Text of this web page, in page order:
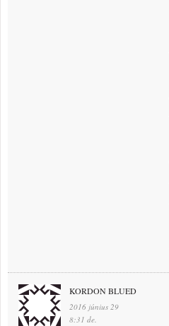
KORDON BLUED
2016 június 29
8:31 de.